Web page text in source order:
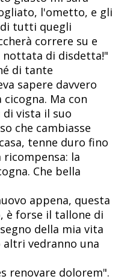
l'ometto, e gli
tutti quegli
correre su e
nottata di disdetta!"
di tante
sapere davvero
Ma con
vista il suo
che cambiasse
tenne duro fino
ricompensa: la
Che bella
appena, questa
è forse il tallone di
della mia vita
vedranno una
renovare dolorem".